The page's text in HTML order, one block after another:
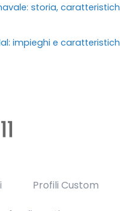
storia,
impieghi e
Profili Custom